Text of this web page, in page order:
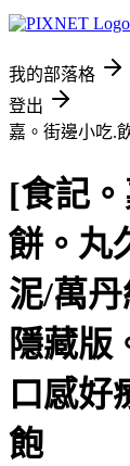
我的部落格
登出
嘉。街邊小吃.
[食記
餅。丸
泥/萬
隱藏版
口感好
飽